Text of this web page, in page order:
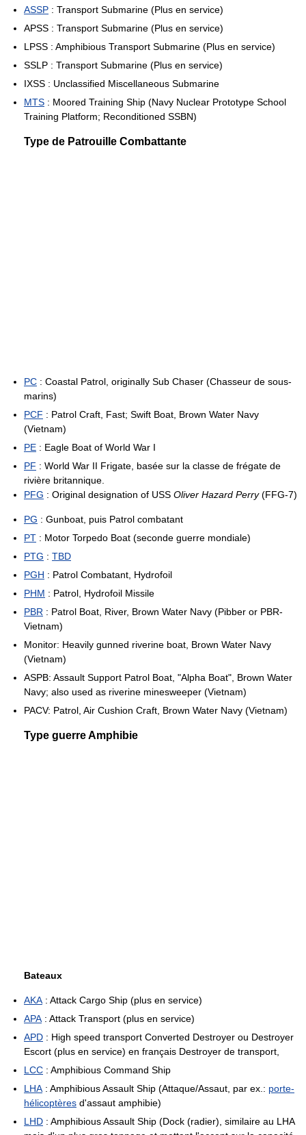
ASSP : Transport Submarine (Plus en service)
APSS : Transport Submarine (Plus en service)
LPSS : Amphibious Transport Submarine (Plus en service)
SSLP : Transport Submarine (Plus en service)
IXSS : Unclassified Miscellaneous Submarine
MTS : Moored Training Ship (Navy Nuclear Prototype School
Training Platform; Reconditioned SSBN)
Type de Patrouille Combattante
PC : Coastal Patrol, originally Sub Chaser (Chasseur de sous-
marins)
PCF : Patrol Craft, Fast; Swift Boat, Brown Water Navy
(Vietnam)
PE : Eagle Boat of World War I
PF : World War II Frigate, basée sur la classe de frégate de
rivière britannique.
PFG : Original designation of USS Oliver Hazard Perry(FFG-7)
PG : Gunboat, puis Patrol combatant
PT : Motor Torpedo Boat (seconde guerre mondiale)
PTG : TBD
PGH : Patrol Combatant, Hydrofoil
PHM : Patrol, Hydrofoil Missile
PBR : Patrol Boat, River, Brown Water Navy (Pibber or PBR-
Vietnam)
Monitor: Heavily gunned riverine boat, Brown Water Navy
(Vietnam)
ASPB: Assault Support Patrol Boat, "Alpha Boat", Brown Water
Navy; also used as riverine minesweeper (Vietnam)
PACV: Patrol, Air Cushion Craft, Brown Water Navy (Vietnam)
Type guerre Amphibie
Bateaux
AKA : Attack Cargo Ship (plus en service)
APA : Attack Transport (plus en service)
APD : High speed transport Converted Destroyer ou Destroyer
Escort (plus en service) en français Destroyer de transport,
LCC : Amphibious Command Ship
LHA : Amphibious Assault Ship (Attaque/Assaut, par ex.: porte-
hélicoptères d'assaut amphibie)
LHD : Amphibious Assault Ship (Dock (radier), similaire au LHA